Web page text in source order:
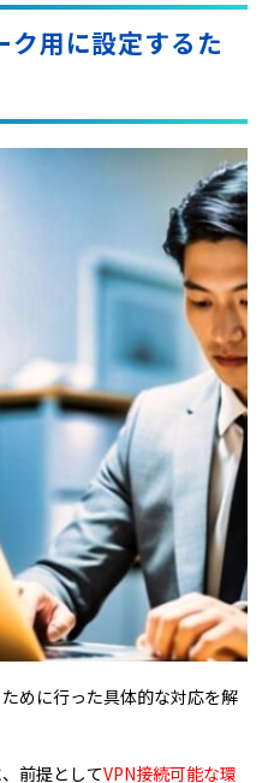
ク用に設定するた
めに行った具体的な対応を解
前提としてVPN接続可能な環